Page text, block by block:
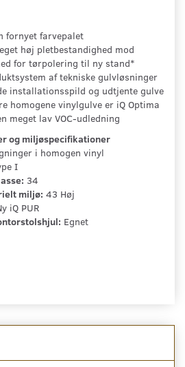
fornyet farvepalet
høj pletbestandighed mod
for tørpolering til ny stand*
af tekniske gulvløsninger
installationsspild og udtjente gulve
homogene vinylgulve er iQ Optima
meget lav VOC-udledning
og miljøspecifikationer
i homogen vinyl
I
34
miljø: 43 Høj
iQ PUR
Egnet